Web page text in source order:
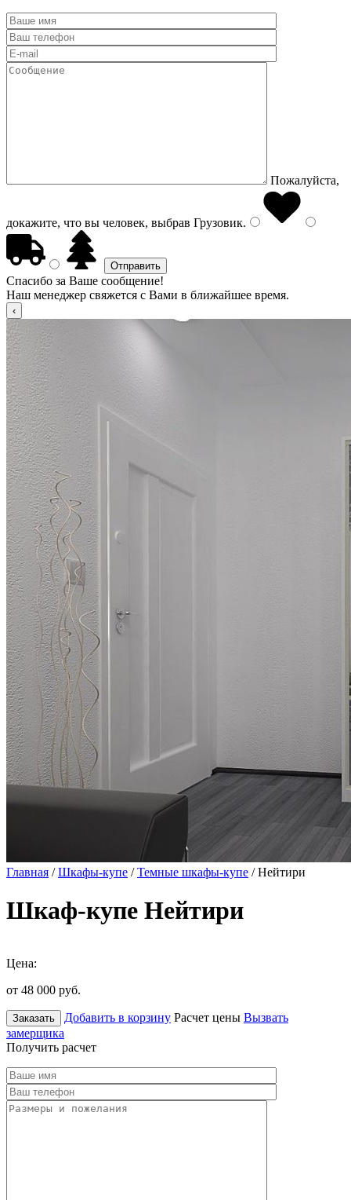
Пожалуйста,
докажите, что вы человек, выбрав Грузовик.
Спасибо за Ваше сообщение!
Наш менеджер свяжется с Вами в ближайшее время.
Главная /Шкафы-купе /Темные шкафы-купе / Нейтири
Шкаф-купе Нейтири
Цена:
от 48 000 руб.
Заказать Добавить в корзину Расчет цены Вызвать
замерщика
Получить расчет